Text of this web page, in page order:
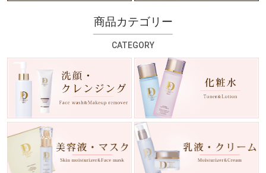
商品カテゴリー
CATEGORY